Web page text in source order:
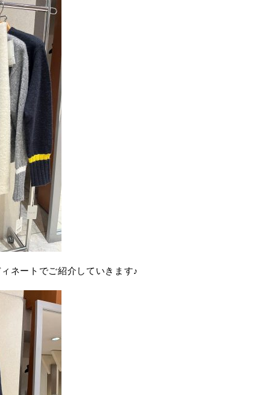
ネートでご紹介していきます♪